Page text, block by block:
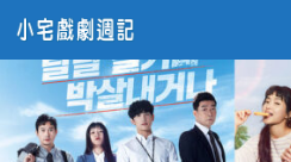
Skip to content